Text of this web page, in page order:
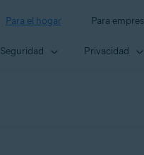
Para el hogar Para
Seguridad Privacidad